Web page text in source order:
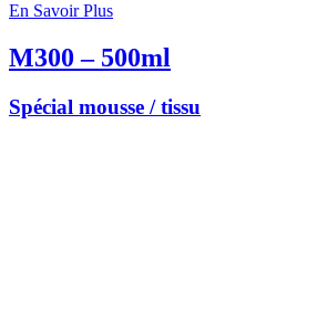
En Savoir Plus
M300 – 500ml
Spécial mousse / tissu